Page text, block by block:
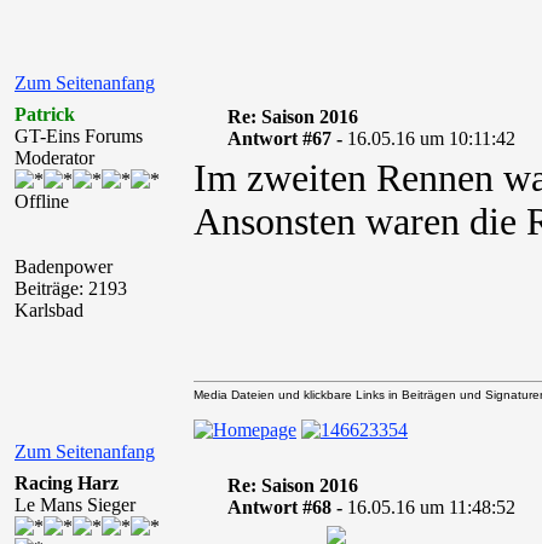
Zum Seitenanfang
Patrick
GT-Eins Forums
Moderator
Offline
Badenpower
Beiträge: 2193
Karlsbad
Re: Saison 2016
Antwort #67 - 16.05.16 um 10:11:42
Im zweiten Rennen
Ansonsten waren die
Zum Seitenanfang
Media Dateien und klickbare Links in Beiträgen und
Racing Harz
Le Mans Sieger
Re: Saison 2016
Antwort #68 - 16.05.16 um 11:48:52